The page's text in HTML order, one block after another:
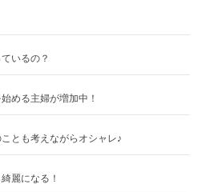
いるの？
める主婦が増加中！
とも考えながらオシャレ♪
麗になる！